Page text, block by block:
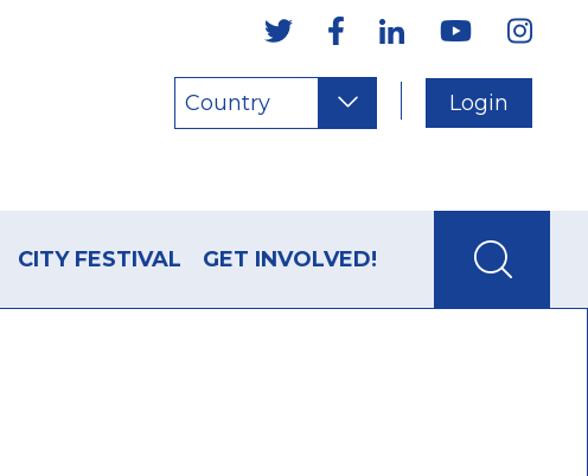
Country Login
CITY FESTIVAL GET INVOLVED!